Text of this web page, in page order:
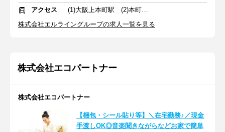
アクセス
(1)大阪上本町駅 (2)本町駅 (3)心斎橋駅
株式会社エルライングループの求人一覧を見る
株式会社エコパートナー
株式会社エコパートナー
【梱包・シール貼り等】＼在宅勤務♪／現金
手渡しOK◎音楽聞きながらなどお家で簡単